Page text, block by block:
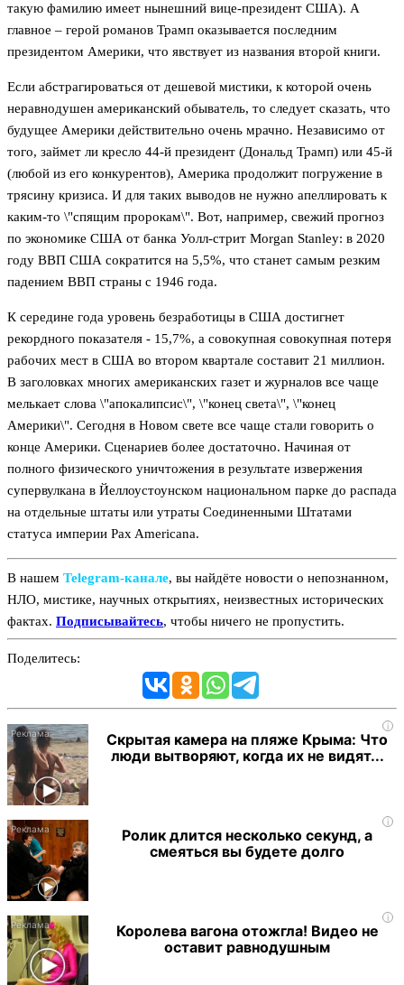
такую фамилию имеет нынешний вице-президент США). А
главное – герой романов Трамп оказывается последним
президентом Америки, что явствует из названия второй книги.
Если абстрагироваться от дешевой мистики, к которой очень
неравнодушен американский обыватель, то следует сказать, что
будущее Америки действительно очень мрачно. Независимо от
того, займет ли кресло 44-й президент (Дональд Трамп) или 45-й
(любой из его конкурентов), Америка продолжит погружение в
трясину кризиса. И для таких выводов не нужно апеллировать к
каким-то \"спящим пророкам\". Вот, например, свежий прогноз
по экономике США от банка Уолл-стрит Morgan Stanley: в 2020
году ВВП США сократится на 5,5%, что станет самым резким
падением ВВП страны с 1946 года.
К середине года уровень безработицы в США достигнет
рекордного показателя - 15,7%, а совокупная совокупная потеря
рабочих мест в США во втором квартале составит 21 миллион.
В заголовках многих американских газет и журналов все чаще
мелькает слова \"апокалипсис\", \"конец света\", \"конец
Америки\". Сегодня в Новом свете все чаще стали говорить о
конце Америки. Сценариев более достаточно. Начиная от
полного физического уничтожения в результате извержения
супервулкана в Йеллоустоунском национальном парке до распада
на отдельные штаты или утраты Соединенными Штатами
статуса империи Pax Americana.
В нашем Telegram‑канале, вы найдёте новости о непознанном,
НЛО, мистике, научных открытиях, неизвестных исторических
фактах. Подписывайтесь, чтобы ничего не пропустить.
Поделитесь:
i
Скрытая камера на пляже Крыма: Что
люди вытворяют, когда их не видят...
i
Ролик длится несколько секунд, а
смеяться вы будете долго
i
Королева вагона отожгла! Видео не
оставит равнодушным